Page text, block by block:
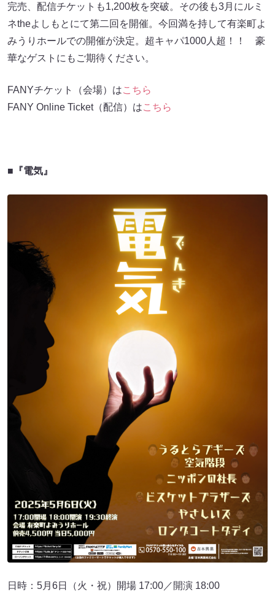
完売、配信チケットも1,200枚を突破。その後も3月にルミ
ネtheよしもとにて第二回を開催。今回満を持して有楽町よ
みうりホールでの開催が決定。超キャパ1000人超！！ 豪
華なゲストにもご期待ください。
FANYチケット（会場）はこちら
FANY Online Ticket（配信）はこちら
■『電気』
日時：5月6日（火・祝）開場 17:00／開演 18:00